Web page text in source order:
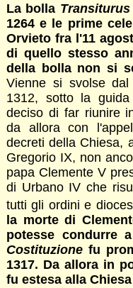
La bolla Transiturus
1264 e le prime
Orvieto fra l'11
di quello stesso
della bolla non si
Vienne si svolse
1312, sotto la
deciso di far riunire
da allora con
decreti della Chiesa,
Gregorio IX, non
papa Clemente V
di Urbano IV che
tutti gli ordini e
la morte di
potesse condurre
Costituzionefu
1317. Da allora in
fu estesa alla